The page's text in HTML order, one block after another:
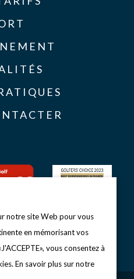
notre site Web pour vous
en mémorisant vos
vous consentez à
En savoir plus sur notre